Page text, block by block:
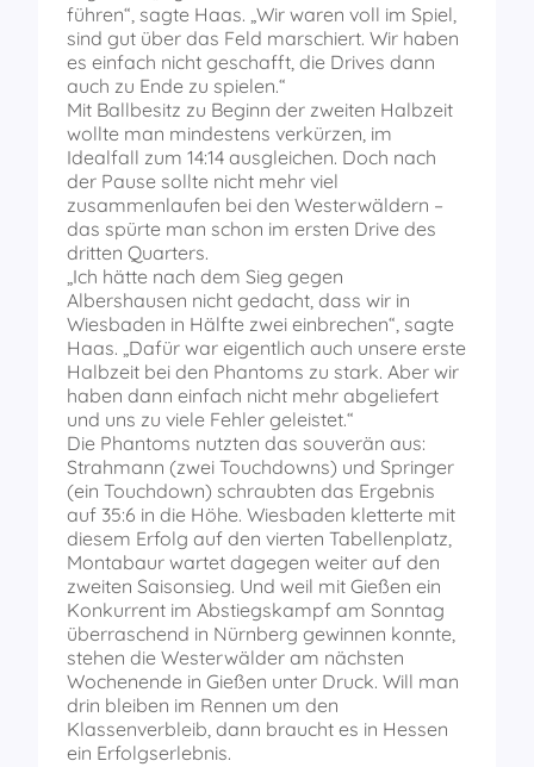
führen“, sagte Haas. „Wir waren voll im Spiel,
sind gut über das Feld marschiert. Wir haben
es einfach nicht geschafft, die Drives dann
auch zu Ende zu spielen.“
Mit Ballbesitz zu Beginn der zweiten Halbzeit
wollte man mindestens verkürzen, im
Idealfall zum 14:14 ausgleichen. Doch nach
der Pause sollte nicht mehr viel
zusammenlaufen bei den Westerwäldern –
das spürte man schon im ersten Drive des
dritten Quarters.
„Ich hätte nach dem Sieg gegen
Albershausen nicht gedacht, dass wir in
Wiesbaden in Hälfte zwei einbrechen“, sagte
Haas. „Dafür war eigentlich auch unsere erste
Halbzeit bei den Phantoms zu stark. Aber wir
haben dann einfach nicht mehr abgeliefert
und uns zu viele Fehler geleistet.“
Die Phantoms nutzten das souverän aus:
Strahmann (zwei Touchdowns) und Springer
(ein Touchdown) schraubten das Ergebnis
auf 35:6 in die Höhe. Wiesbaden kletterte mit
diesem Erfolg auf den vierten Tabellenplatz,
Montabaur wartet dagegen weiter auf den
zweiten Saisonsieg. Und weil mit Gießen ein
Konkurrent im Abstiegskampf am Sonntag
überraschend in Nürnberg gewinnen konnte,
stehen die Westerwälder am nächsten
Wochenende in Gießen unter Druck. Will man
drin bleiben im Rennen um den
Klassenverbleib, dann braucht es in Hessen
ein Erfolgserlebnis.